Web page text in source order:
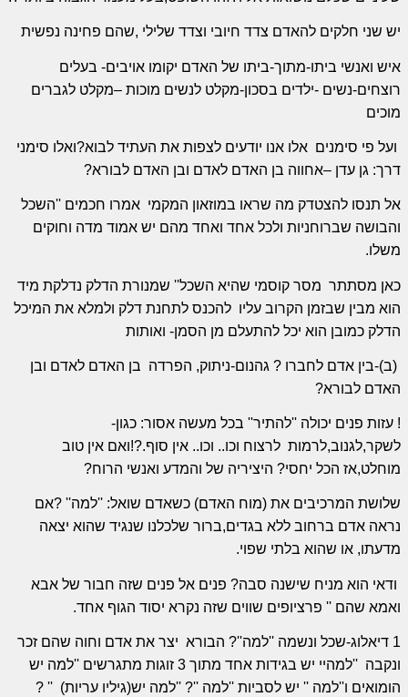
יש שני חלקים להאדם צדד חיובי וצדד שלילי ,שהם פחינה נפשית
איש ואנשי ביתו-מתוך-ביתו של האדם יקומו אויבים- בעלים
רוצחים-נשים -ילדים בסכון-מקלט לנשים מוכות –מקלט לגברים
מוכים
ועל פי סימנים אלו אנו יודעים לצפות את העתיד לבוא?ואלו סימני
דרך: גן עדן –אחווה בן האדם לאדם ובן האדם לבורא?
אל תנסו להצטדק מה שראו במוזאון המקמי אמרו חכמים ''השכל
והבושה שברוחניות ולכל אחד ואחד מהם יש אמוד מדה וחוקים
משלו.
כאן מסתתר מסר קוסמי שהיא השכל'' שמנורת הדלק נדלקת מיד
הוא מבין שבזמן הקרוב עליו להכנס לתחנת דלק ולמלא את המיכל
הדלק כמובן הוא יכל להתעלם מן הסמן- ואותות
(ב)-בין אדם לחברו ? גהנום-ניתוק, הפרדה בן האדם לאדם ובן
האדם לבורא?
! עזות פנים יכולה ''להתיר'' בכל מעשה אסור: כגון-
לשקר,לגנוב,לרמות לרצוח וכו.. וכו.. אין סוף.?!ואם אין טוב
מוחלט,אז הכל יחסי? היציריה של והמדע ואנשי הרוח?
שלושת המרכיבים את (מוח האדם) כשאדם שואל: ''למה'' ?אם
נראה אדם ברחוב ללא בגדים,ברור שלכלנו שנגיד שהוא יצאה
מדעתו, או שהוא בלתי שפוי.
ודאי הוא מניח שישנה סבה? פנים אל פנים שזה חבור של אבא
ואמא שהם '' פרציופים שווים שזה נקרא יסוד הגוף אחד.
1 דיאלוג-שכל ונשמה ''למה''? הבורא
יצר את אדם וחוה שהם זכר
ונקבה ''למהיי יש בגידות אחד מתוך 3 זוגות מתגרשים ''למה יש
הומואים ו''למה '' יש לסביות ''למה ''? ''למה יש(גיליו עריות) '' ?